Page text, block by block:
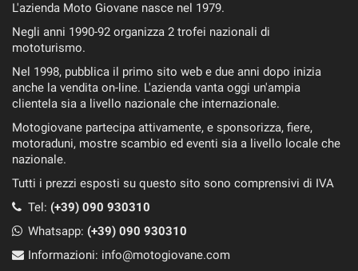
L'azienda Moto Giovane nasce nel 1979.
Negli anni 1990-92 organizza 2 trofei nazionali di
mototurismo.
Nel 1998, pubblica il primo sito web e due anni dopo inizia
anche la vendita on-line. L'azienda vanta oggi un'ampia
clientela sia a livello nazionale che internazionale.
Motogiovane partecipa attivamente, e sponsorizza, fiere,
motoraduni, mostre scambio ed eventi sia a livello locale che
nazionale.
Tutti i prezzi esposti su questo sito sono comprensivi di IVA
Tel: (+39) 090 930310
Whatsapp: (+39) 090 930310
Informazioni: info@motogiovane.com